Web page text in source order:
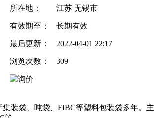
所在地： 江苏 无锡市
有效期至： 长期有效
最后更新： 2022-04-01 22:17
浏览次数： 309
装袋、吨袋、FIBC等塑料包装袋多年